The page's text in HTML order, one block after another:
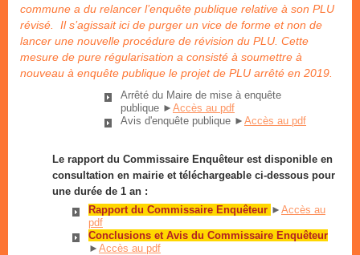
commune a du relancer l’enquête publique relative à son PLU
révisé. Il s’agissait ici de purger un vice de forme et non de
lancer une nouvelle procédure de révision du PLU. Cette
mesure de pure régularisation a consisté à soumettre à
nouveau à enquête publique le projet de PLU arrêté en 2019.
Arrêté du Maire de mise à enquête
publique ► Accès au pdf
Avis d'enquête publique ► Accès au pdf
Le rapport du Commissaire Enquêteur est disponible en
consultation en mairie et téléchargeable ci-dessous pour
une durée de 1 an :
Rapport du Commissaire Enquêteur ► Accès au
pdf
Conclusions et Avis du Commissaire Enquêteur
► Accès au pdf